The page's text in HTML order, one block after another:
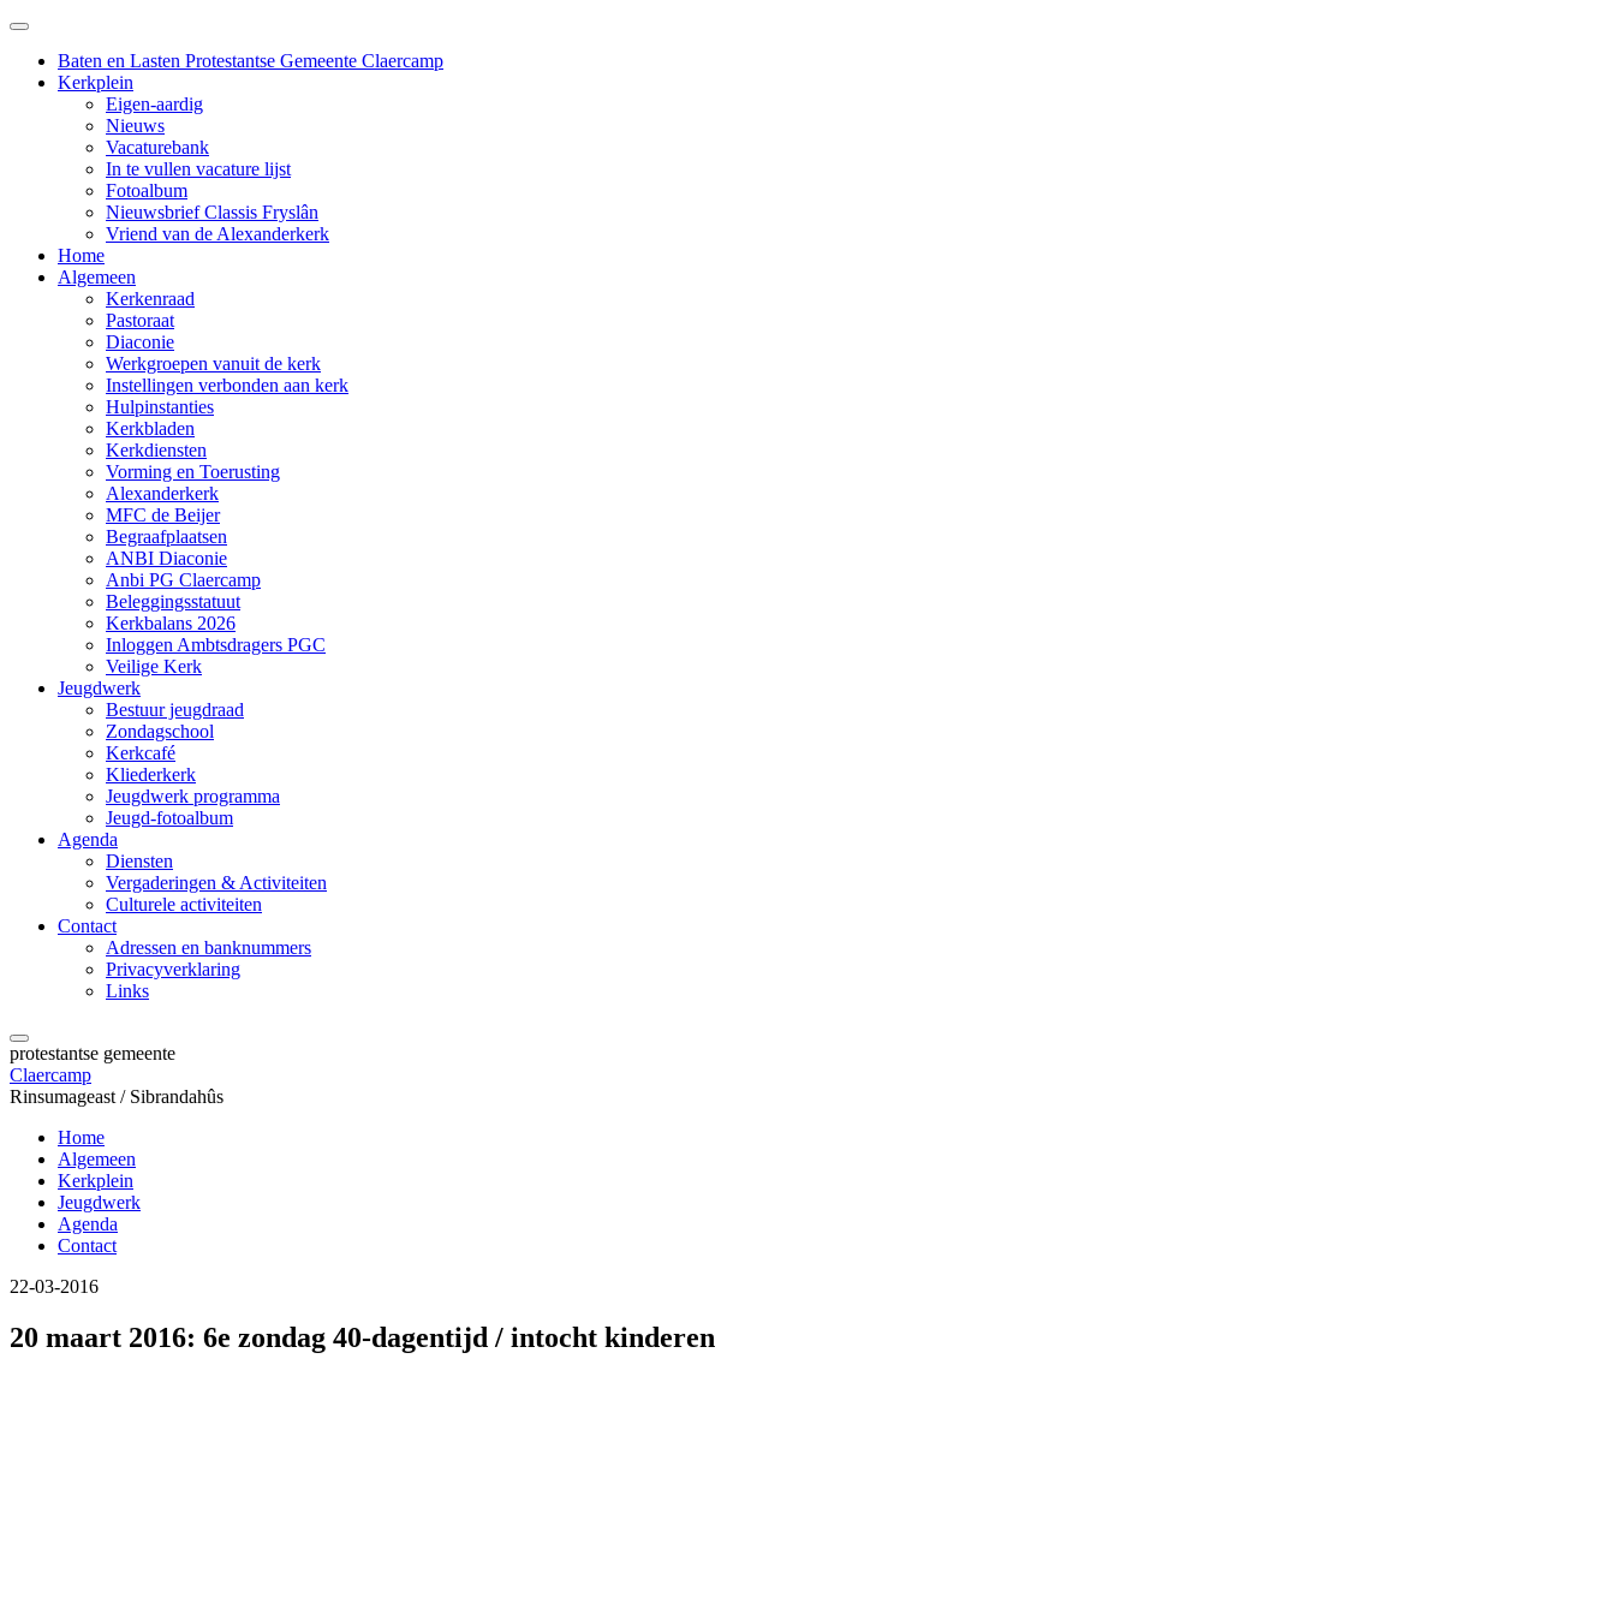
Baten en Lasten Protestantse Gemeente Claercamp
Kerkplein
Eigen-aardig
Nieuws
Vacaturebank
In te vullen vacature lijst
Fotoalbum
Nieuwsbrief Classis Fryslân
Vriend van de Alexanderkerk
Home
Algemeen
Kerkenraad
Pastoraat
Diaconie
Werkgroepen vanuit de kerk
Instellingen verbonden aan kerk
Hulpinstanties
Kerkbladen
Kerkdiensten
Vorming en Toerusting
Alexanderkerk
MFC de Beijer
Begraafplaatsen
ANBI Diaconie
Anbi PG Claercamp
Beleggingsstatuut
Kerkbalans 2026
Inloggen Ambtsdragers PGC
Veilige Kerk
Jeugdwerk
Bestuur jeugdraad
Zondagschool
Kerkcafé
Kliederkerk
Jeugdwerk programma
Jeugd-fotoalbum
Agenda
Diensten
Vergaderingen & Activiteiten
Culturele activiteiten
Contact
Adressen en banknummers
Privacyverklaring
Links
protestantse gemeente
Claercamp
Rinsumageast / Sibrandahûs
Home
Algemeen
Kerkplein
Jeugdwerk
Agenda
Contact
22-03-2016
20 maart 2016: 6e zondag 40-dagentijd / intocht kinderen